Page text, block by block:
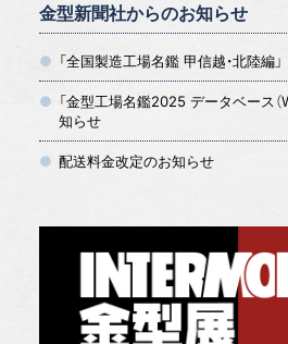
金型新聞社からのお知らせ
「全国製造工場名鑑 甲信越・北陸編
「金型工場名鑑2025 データベース（
知らせ
配送料金改定のお知らせ